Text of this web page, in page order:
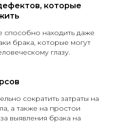
которые
находить даже
брака, которые могут
глазу.
сократить затраты на
а также на простои
выявления брака на